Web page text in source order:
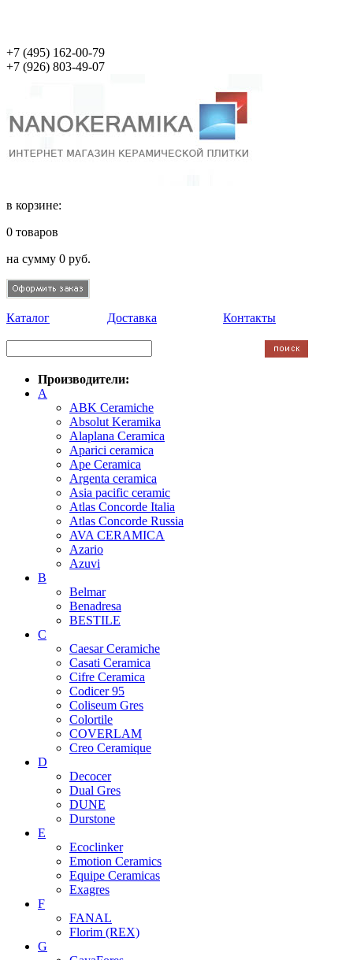
+7 (495) 162-00-79
+7 (926) 803-49-07
в корзине:
0 товаров
на сумму 0 руб.
Каталог Доставка Контакты
Производители:
A
ABK Ceramiche
Absolut Keramika
Alaplana Ceramica
Aparici ceramica
Ape Ceramica
Argenta ceramica
Asia pacific ceramic
Atlas Concorde Italia
Atlas Concorde Russia
AVA CERAMICA
Azario
Azuvi
B
Belmar
Benadresa
BESTILE
C
Caesar Ceramiche
Casati Ceramica
Cifre Ceramica
Codicer 95
Coliseum Gres
Colortile
COVERLAM
Creo Ceramique
D
Decocer
Dual Gres
DUNE
Durstone
E
Ecoclinker
Emotion Ceramics
Equipe Ceramicas
Exagres
F
FANAL
Florim (REX)
G